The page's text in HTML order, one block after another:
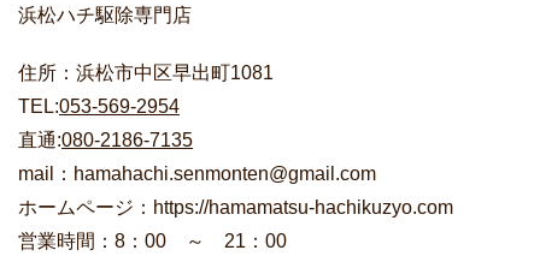
浜松ハチ駆除専門店
住所：浜松市中区早出町1081
TEL:053-569-2954
直通:080-2186-7135
mail：hamahachi.senmonten@gmail.com
ホームページ：https://hamamatsu-hachikuzyo.com
営業時間：8：00 ～ 21：00